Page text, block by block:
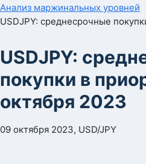
Анализ маржинальных уровней
USDJPY: среднесрочные
USDJPY:
покупки в
октября 2023
09 октября 2023, USD/JPY